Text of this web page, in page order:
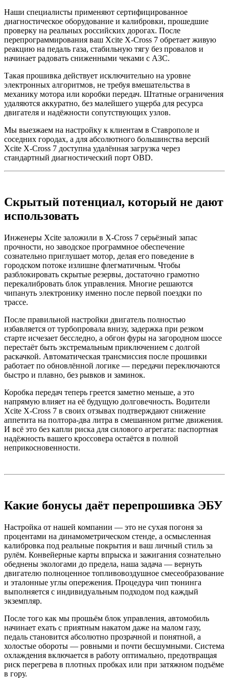
Наши специалисты применяют сертифицированное
диагностическое оборудование и калибровки, прошедшие
проверку на реальных российских дорогах. После
перепрограммирования ваш Xcite X-Cross 7 обретает живую
реакцию на педаль газа, стабильную тягу без провалов и
начинает радовать сниженными чеками с АЗС.
Такая прошивка действует исключительно на уровне
электронных алгоритмов, не требуя вмешательства в
механику мотора или коробки передач. Штатные ограничения
удаляются аккуратно, без малейшего ущерба для ресурса
двигателя и надёжности сопутствующих узлов.
Мы выезжаем на настройку к клиентам в Ставрополе и
соседних городах, а для абсолютного большинства версий
Xcite X-Cross 7 доступна удалённая загрузка через
стандартный диагностический порт OBD.
Скрытый потенциал, который не дают
использовать
Инженеры Xcite заложили в X-Cross 7 серьёзный запас
прочности, но заводское программное обеспечение
сознательно приглушает мотор, делая его поведение в
городском потоке излишне флегматичным. Чтобы
разблокировать скрытые резервы, достаточно грамотно
перекалибровать блок управления. Многие решаются
чипануть электронику именно после первой поездки по
трассе.
После правильной настройки двигатель полностью
избавляется от турбопровала внизу, задержка при резком
старте исчезает бесследно, а обгон фуры на загородном шоссе
перестаёт быть экстремальным приключением с долгой
раскачкой. Автоматическая трансмиссия после прошивки
работает по обновлённой логике — передачи переключаются
быстро и плавно, без рывков и заминок.
Коробка передач теперь греется заметно меньше, а это
напрямую влияет на её будущую долговечность. Водители
Xcite X-Cross 7 в своих отзывах подтверждают снижение
аппетита на полтора-два литра в смешанном ритме движения.
И всё это без капли риска для силового агрегата: паспортная
надёжность вашего кроссовера остаётся в полной
неприкосновенности.
Какие бонусы даёт перепрошивка ЭБУ
Настройка от нашей компании — это не сухая погоня за
процентами на динамометрическом стенде, а осмысленная
калибровка под реальные покрытия и ваш личный стиль за
рулём. Конвейерные карты впрыска и зажигания сознательно
обеднены экологами до предела, наша задача — вернуть
двигателю полноценное топливовоздушное смесеобразование
и эталонные углы опережения. Процедура чип тюнинга
выполняется с индивидуальным подходом под каждый
экземпляр.
После того как мы прошьём блок управления, автомобиль
начинает ехать с приятным накатом даже на малом газу,
педаль становится абсолютно прозрачной и понятной, а
холостые обороты — ровными и почти бесшумными. Система
охлаждения включается в работу оптимально, предотвращая
риск перегрева в плотных пробках или при затяжном подъёме
в гору.